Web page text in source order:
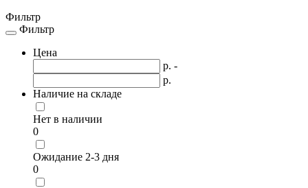
Фильтр
Toggle
navigation
Фильтр
Цена
р. -
р.
Наличие на складе
Нет в наличии
0
Ожидание 2-3 дня
0